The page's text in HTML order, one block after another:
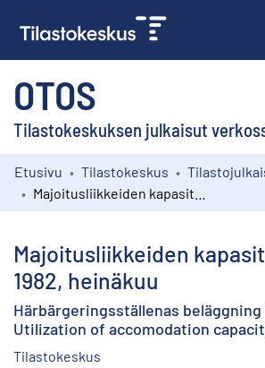
OTOS
Tilastokeskuksen julkaisut
Kokoelmat
Etusivu Tilastokeskus
Majoitusliikkeiden
1982, heinäkuu
Härbärgeringsställenas beläggning
Utilization of accomodation
Tilastokeskus